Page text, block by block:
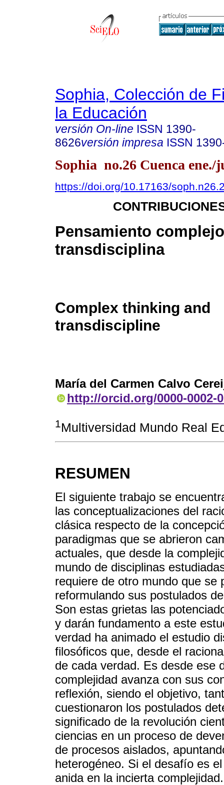
Sophia, Colección de
la Educación
versión On-line ISSN 1390-
8626versión impresa ISSN
Sophia no.26 Cuenca ene./
https://doi.org/10.17163/
Pensamiento
transdisciplina
Complex thinking and
transdiscipline
María del Carmen Calvo
http://orcid.org/0000-0002-
1 Multiversidad Mundo Real
RESUMEN
El siguiente trabajo se
las conceptualizaciones del
clásica respecto de la
paradigmas que se abrieron
actuales, que desde la
mundo de disciplinas
requiere de otro mundo que se
reformulando sus postulados
Son estas grietas las
y darán fundamento a este
verdad ha animado el estudio
filosóficos que, desde el
de cada verdad. Es desde ese
complejidad avanza con sus
reflexión, siendo el objetivo,
cuestionaron los postulados
significado de la revolución
ciencias en un proceso de
de procesos aislados,
heterogéneo. Si el desafío es
anida en la incierta complejidad.